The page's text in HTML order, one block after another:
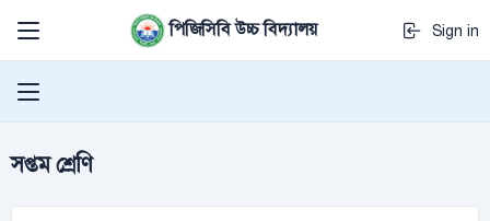
পিজিসিবি উচ্চ বিদ্যালয় Sign in
সপ্তম শ্রেণি